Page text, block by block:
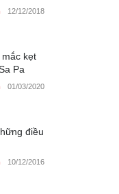
12/12/2018
kẹt
Pa
01/03/2020
điều
10/12/2016